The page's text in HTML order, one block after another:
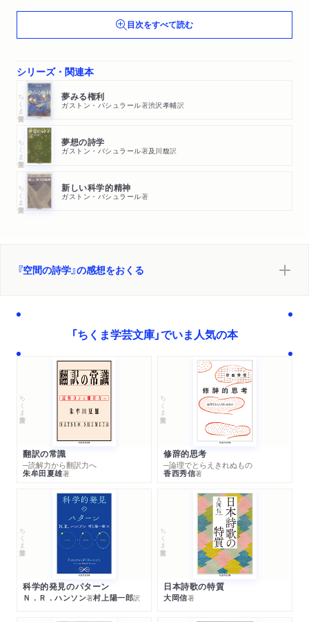
第９章 外部と内部の弁証法
目次をすべて読む
シリーズ・関連本
ちくま学芸文庫 夢みる権利
ガストン・バシュラール著渋沢孝輔訳
ちくま学芸文庫 夢想の詩学
ガストン・バシュラール著及川馥訳
ちくま学芸文庫 新しい科学的精神
ガストン・バシュラール著
『空間の詩学』の感想をおくる
「ちくま学芸文庫」でいま人気の本
ちくま学芸文庫
翻訳の常識
─読解力から翻訳力へ
朱牟田夏雄著
ちくま学芸文庫
修辞的思考
─論理でとらえきれぬもの
香西秀信著
ちくま学芸文庫
科学的発見のパターン
Ｎ．Ｒ．ハンソン著村上陽一郎訳
ちくま学芸文庫
日本詩歌の特質
大岡信著